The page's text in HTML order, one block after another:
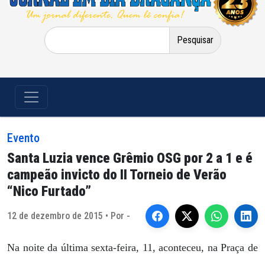
Pesquisar
por:
Evento
Santa Luzia vence Grêmio OSG por 2 a 1 e é
campeão invicto do II Torneio de Verão
“Nico Furtado”
12 de dezembro de 2015 • Por -
Na noite da última sexta-feira, 11, aconteceu, na Praça de